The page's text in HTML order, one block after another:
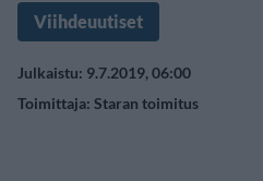
Viihdeuutiset
Julkaistu: 9.7.2019, 06:00
Toimittaja: Staran toimitus